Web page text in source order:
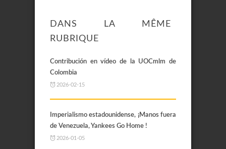
DANS LA MÊME
RUBRIQUE
Contribución en vídeo de la UOCmlm de
Colombia
2026-02-15
Imperialismo estadounidense, ¡Manos fuera
de Venezuela, Yankees Go Home !
2026-01-05